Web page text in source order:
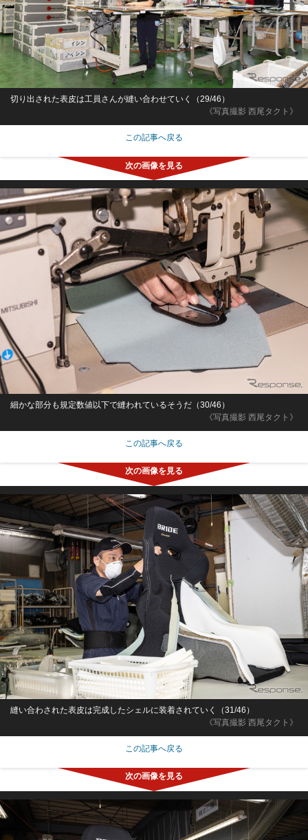
《写真撮影 西尾タクト》
切り出された表皮は工員さんが縫い合わせていく（29/46）
この記事へ戻る
《写真撮影 西尾タクト》
細かな部分も規定数値以下で縫われているそうだ（30/46）
この記事へ戻る
《写真撮影 西尾タクト》
縫い合わされた表皮は完成したシェルに装着されていく（31/46）
この記事へ戻る